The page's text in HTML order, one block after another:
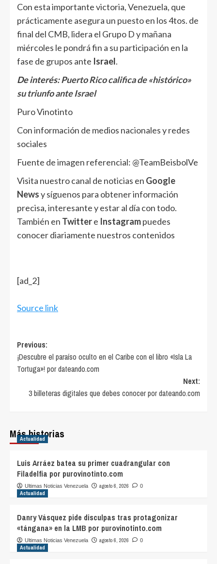
Con esta importante victoria, Venezuela, que
prácticamente asegura un puesto en los 4tos. de
final del CMB, lidera el Grupo D y mañana
miércoles le pondrá fin a su participación en la
fase de grupos ante Israel.
De interés:Puerto Rico califica de «histórico»
su triunfo ante Israel
Puro Vinotinto
Con información de medios nacionales y redes
sociales
Fuente de imagen referencial: @TeamBeisbolVe
Visita nuestro canal de noticias en Google
Newsy síguenos para obtener información
precisa, interesante y estar al día con todo.
También en Twittere Instagrampuedes
conocer diariamente nuestros contenidos
[ad_2]
Source link
Post
navigation
Previous:
¡Descubre el paraíso oculto en el Caribe con el libro «Isla La
Tortuga»! por dateando.com
Next:
3 billeteras digitales que debes conocer por dateando.com
Más historias
Actualidad
Luis Arráez batea su primer cuadrangular con
Filadelfia por purovinotinto.com
Ultimas Noticias Venezuela agosto 6, 2026 0
Actualidad
Danry Vásquez pide disculpas tras protagonizar
«tángana» en la LMB por purovinotinto.com
Ultimas Noticias Venezuela agosto 6, 2026 0
Actualidad